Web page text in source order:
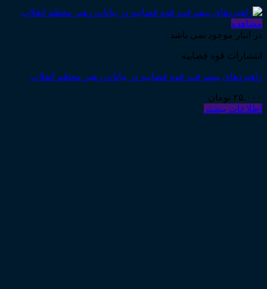
مشاهده
در انبار موجود نمی باشد
انتشارات قوه قضاییه
راهبردهای پیشرفت قوه قضاییه در بیانات رهبر معظم انقلاب
۲۵,۰۰۰ تومان
اطلاعات بیشتر